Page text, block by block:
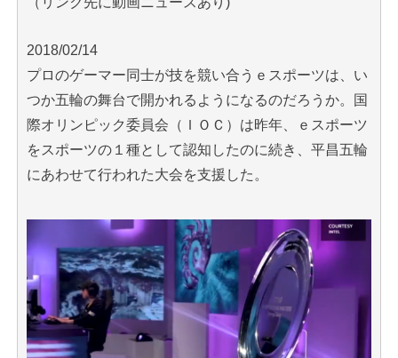
2018/02/14
プロのゲーマー同士が技を競い合うｅスポーツは、い
つか五輪の舞台で開かれるようになるのだろうか。国
際オリンピック委員会（ＩＯＣ）は昨年、ｅスポーツ
をスポーツの１種として認知したのに続き、平昌五輪
にあわせて行われた大会を支援した。